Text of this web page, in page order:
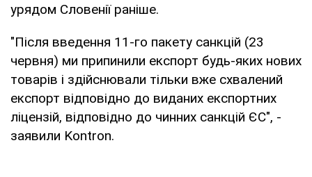
урядом Словенії раніше.
"Після введення 11-го пакету санкцій (23
червня) ми припинили експорт будь-яких нових
товарів і здійснювали тільки вже схвалений
експорт відповідно до виданих експортних
ліцензій, відповідно до чинних санкцій ЄС", -
заявили Kontron.